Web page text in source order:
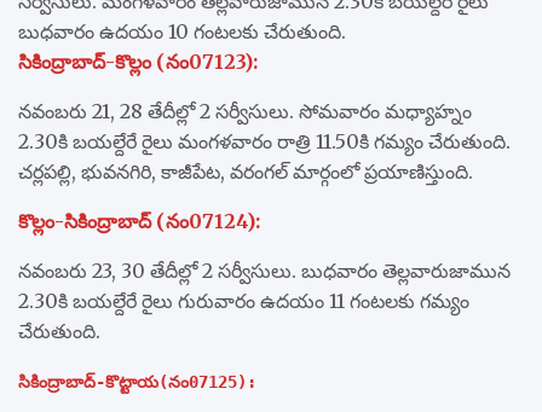
బుధవారం ఉదయం 10 గంటలకు చేరుతుంది.
సికింద్రాబాద్‌-కొల్లం (నం07123):
నవంబరు 21, 28 తేదీల్లో 2 సర్వీసులు. సోమవారం మధ్యాహ్నం
2.30కి బయల్దేరే రైలు మంగళవారం రాత్రి 11.50కి గమ్యం చేరుతుంది.
చర్లపల్లి, భువనగిరి, కాజీపేట, వరంగల్‌ మార్గంలో ప్రయాణిస్తుంది.
కొల్లం-సికింద్రాబాద్‌ (నం07124):
నవంబరు 23, 30 తేదీల్లో 2 సర్వీసులు. బుధవారం తెల్లవారుజామున
2.30కి బయల్దేరే రైలు గురువారం ఉదయం 11 గంటలకు గమ్యం
చేరుతుంది.
సికింద్రాబాద్‌-కొట్టాయ(నం07125):